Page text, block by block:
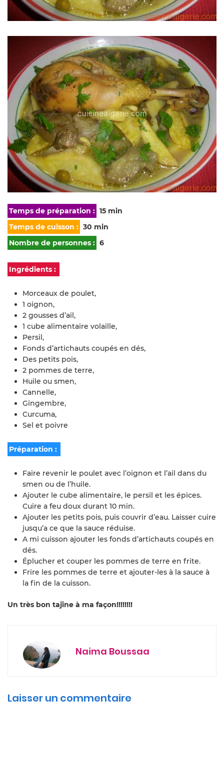
Temps de préparation : 15 min
Temps de cuisson : 30 min
Nombre de personnes : 6
Ingrédients :
Morceaux de poulet,
1 oignon,
2 gousses d’ail,
1 cube alimentaire volaille,
Persil,
Fonds d’artichauts coupés en dés,
Des petits pois,
2 pommes de terre,
Huile ou smen,
Cannelle,
Gingembre,
Curcuma,
Sel et poivre
Préparation :
Faire revenir le poulet avec l’oignon et l’ail dans du
smen ou de l’huile.
Ajouter le cube alimentaire, le persil et les épices.
Cuire a feu doux durant 10 min.
Ajouter les petits pois, puis couvrir d’eau. Laisser cuire
jusqu’a ce que la sauce réduise.
A mi cuisson ajouter les fonds d’artichauts coupés en
dés.
Éplucher et couper les pommes de terre en frite.
Frire les pommes de terre et ajouter-les à la sauce à
la fin de la cuisson.
Un très bon tajine à ma façon!!!!!!!!
Naima Boussaa
Laisser un commentaire